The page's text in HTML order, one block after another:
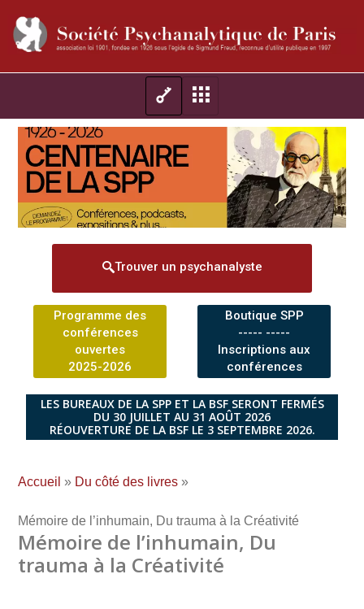
Trouver un psychanalyste
Programme des
conférences
ouvertes
2025-2026
Boutique SPP
----- -----
Inscriptions aux
conférences
LES BUREAUX DE LA SPP ET LA BSF SERONT FERMÉS
DU 30 JUILLET AU 31 AOÛT 2026
RÉOUVERTURE DE LA BSF LE 3 SEPTEMBRE 2026.
Accueil » Du côté des livres »
Mémoire de l’inhumain, Du trauma à la Créativité
Mémoire de l’inhumain, Du
trauma à la Créativité